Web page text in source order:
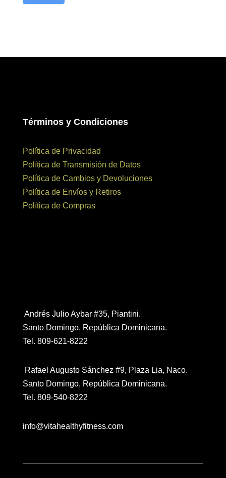
Términos y Condiciones
Política de Privacidad
Política de Transmisión de Datos
Política de Cambios y Devoluciones
Política de Envíos y Retiros
Política de Compras
Andrés Julio Aybar #35, Piantini.
Santo Domingo, República Dominicana.
Tel. 809-621-8222
Rafael Augusto Sánchez #9, Plaza Lia, Naco.
Santo Domingo, República Dominicana.
Tel. 809-540-8222
info@vitahealthyfitness.com